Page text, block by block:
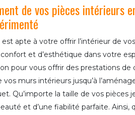
de vos pièces intérieurs
apte à votre offrir l’intérieur de
et d’esthétique dans votre
pour vous offrir des prestations de
vos murs intérieurs jusqu’à
Qu’importe la taille de vos pièces
et d’une fiabilité parfaite. Ainsi,